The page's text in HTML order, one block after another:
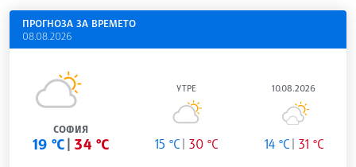
ПРОГНОЗА ЗА ВРЕМЕТО
08.08.2026
СОФИЯ
19 °C 34 °C
УТРЕ
15 °C 30 °C
10.08.2026
14 °C 31 °C